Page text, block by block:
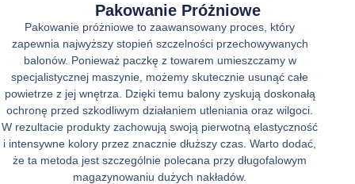
Pakowanie Próżniowe
Pakowanie próżniowe to zaawansowany proces, który
zapewnia najwyższy stopień szczelności przechowywanych
balonów. Ponieważ paczkę z towarem umieszczamy w
specjalistycznej maszynie, możemy skutecznie usunąć całe
powietrze z jej wnętrza. Dzięki temu balony zyskują doskonałą
ochronę przed szkodliwym działaniem utleniania oraz wilgoci.
W rezultacie produkty zachowują swoją pierwotną elastyczność
i intensywne kolory przez znacznie dłuższy czas. Warto dodać,
że ta metoda jest szczególnie polecana przy długofalowym
magazynowaniu dużych nakładów.